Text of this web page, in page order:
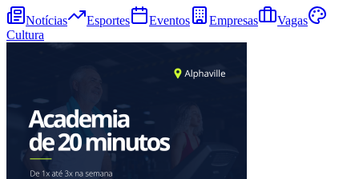
Notícias Esportes Eventos Empresas
Vagas
Cultura